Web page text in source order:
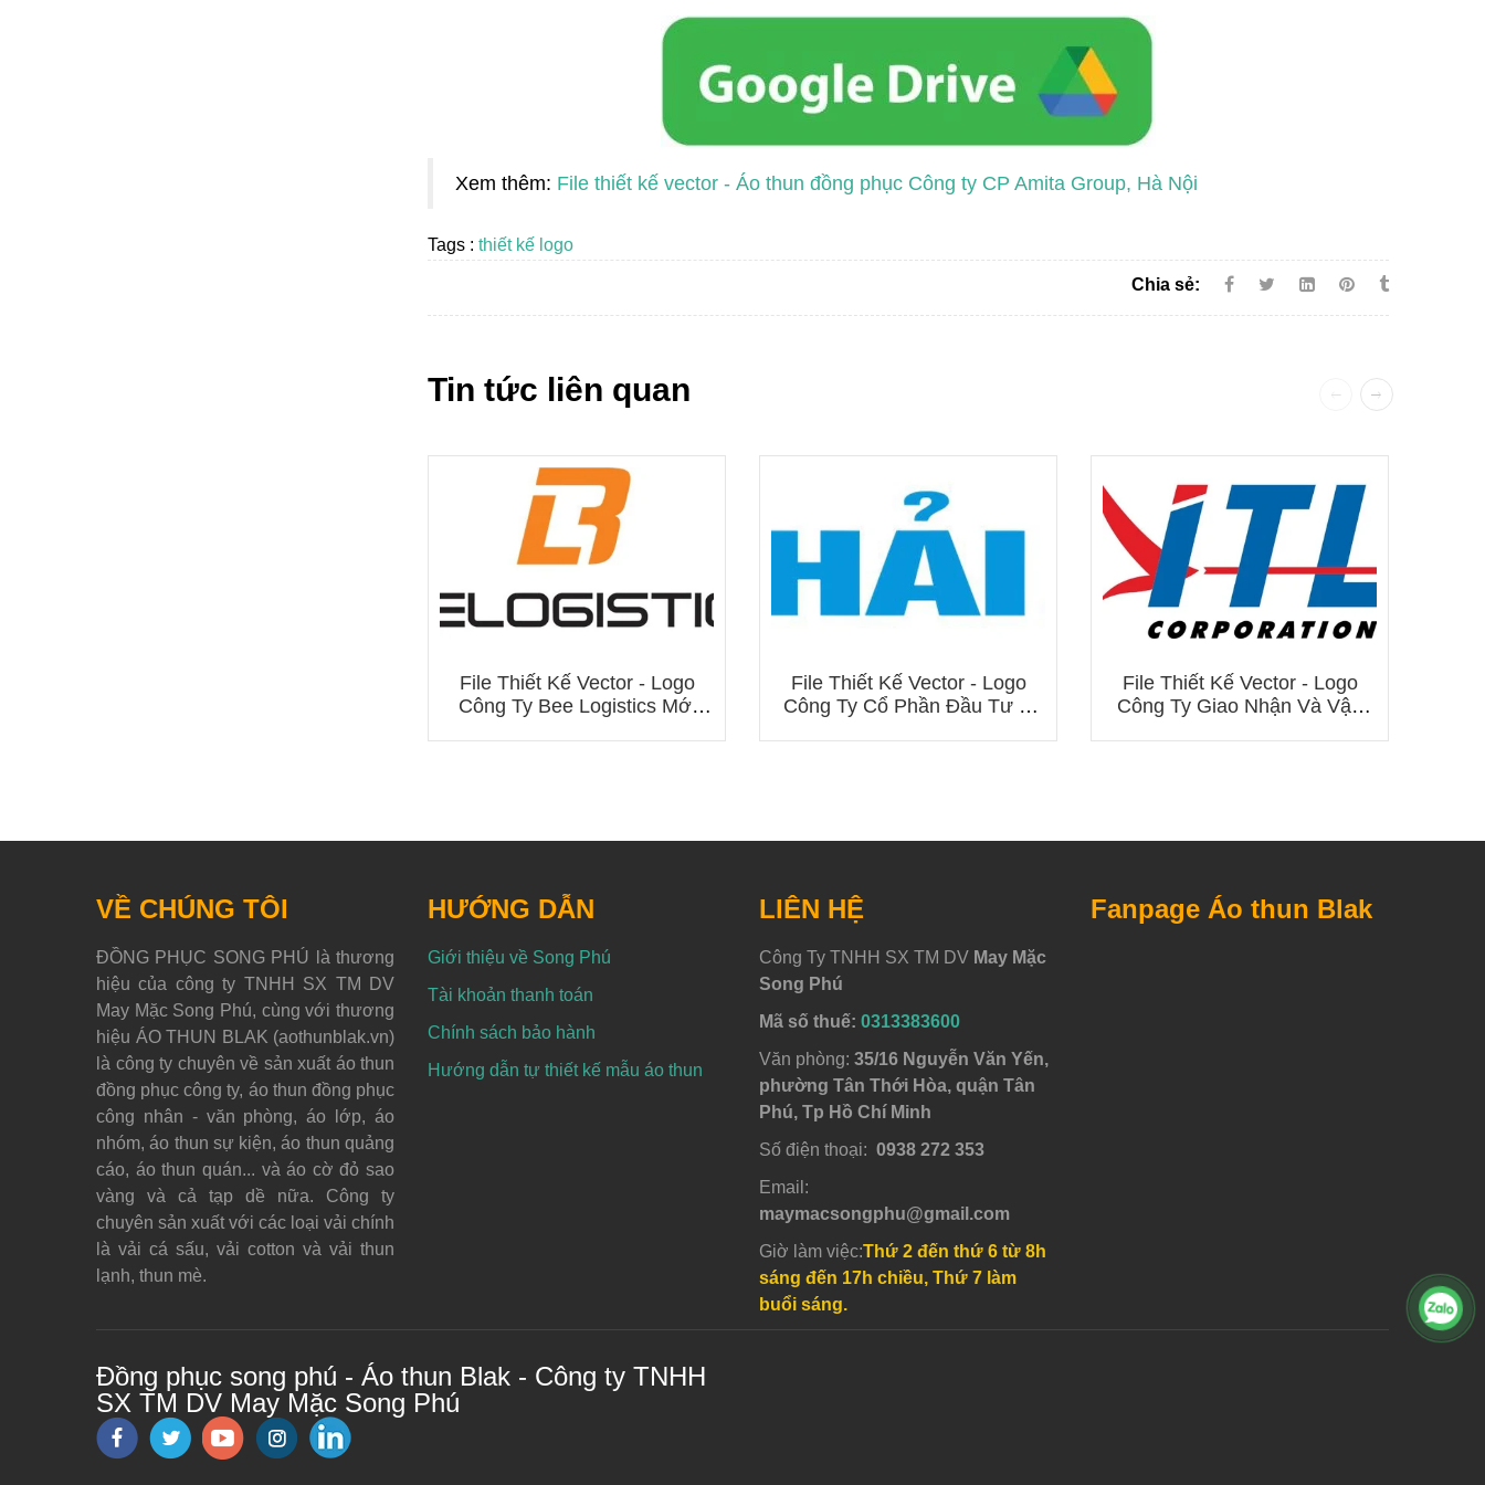
Xem thêm: File thiết kế vector - Áo thun đồng phục Công ty CP Amita Group, Hà Nội
Tags : thiết kế logo
Chia sẻ:
Tin tức liên quan
File Thiết Kế Vector - Logo
Công Ty Bee Logistics Mới
File Thiết Kế Vector - Logo
Công Ty Cổ Phần Đầu Tư Ô
File Thiết Kế Vector - Logo
Công Ty Giao Nhận Và Vận
VỀ CHÚNG TÔI
ĐỒNG PHỤC SONG PHÚ là thương
hiệu của công ty TNHH SX TM DV
May Mặc Song Phú, cùng với thương
hiệu ÁO THUN BLAK (aothunblak.vn)
là công ty chuyên về sản xuất áo thun
đồng phục công ty, áo thun đồng phục
công nhân - văn phòng, áo lớp, áo
nhóm, áo thun sự kiện, áo thun quảng
cáo, áo thun quán... và áo cờ đỏ sao
vàng và cả tạp dề nữa. Công ty
chuyên sản xuất với các loại vải chính
là vải cá sấu, vải cotton và vải thun
lạnh, thun mè.
HƯỚNG DẪN
Giới thiệu về Song Phú
Tài khoản thanh toán
Chính sách bảo hành
Hướng dẫn tự thiết kế mẫu áo thun
LIÊN HỆ
Công Ty TNHH SX TM DV May Mặc
Song Phú
Mã số thuế: 0313383600
Văn phòng: 35/16 Nguyễn Văn Yến,
phường Tân Thới Hòa, quận Tân
Phú, Tp Hồ Chí Minh
Số điện thoại: 0938 272 353
Email:
maymacsongphu@gmail.com
Giờ làm việc:Thứ 2 đến thứ 6 từ 8h
sáng đến 17h chiều, Thứ 7 làm
buổi sáng.
Fanpage Áo thun Blak
Đồng phục song phú - Áo thun Blak - Công ty TNHH
SX TM DV May Mặc Song Phú